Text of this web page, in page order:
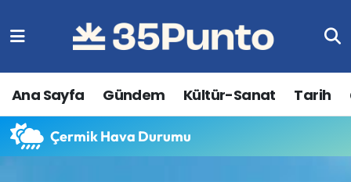
Ana Sayfa Gündem Kültür-Sanat Tarih
Çermik Hava Durumu